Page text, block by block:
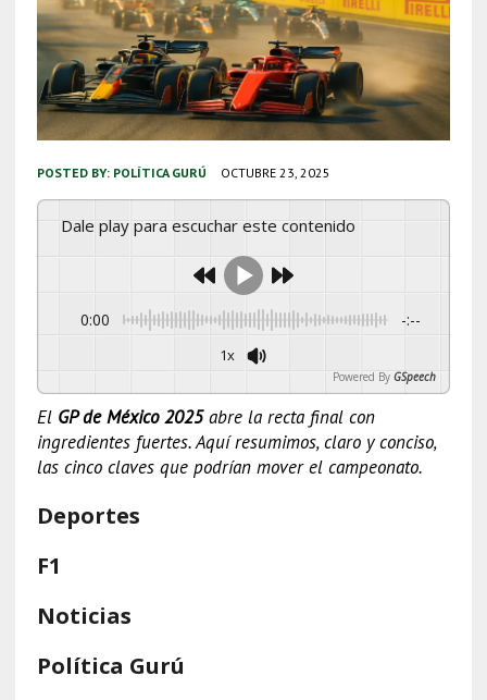
POSTED BY: POLÍTICA GURÚ OCTUBRE 23, 2025
Dale play para escuchar este contenido
0:00 -:--
1x
Powered By GSpeech
El GP de México 2025abre la recta final con
ingredientes fuertes. Aquí resumimos, claro y conciso,
las cinco claves que podrían mover el campeonato.
Deportes
F1
Noticias
Política Gurú